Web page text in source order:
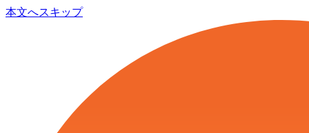
本文へスキップ